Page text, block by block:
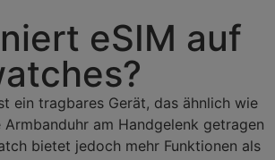
eSIM auf
ein tragbares Gerät, das ähnlich wie
am Handgelenk getragen
bietet jedoch mehr Funktionen als